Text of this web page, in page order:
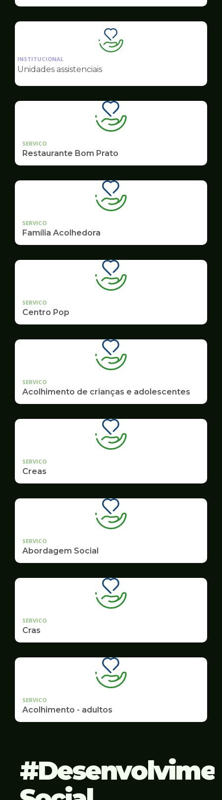
Ilustração
da
Assistência
INSTITUCIONAL
Unidades assistenciais
SERVICO
Restaurante Bom Prato
SERVICO
Família Acolhedora
SERVICO
Centro Pop
SERVICO
Acolhimento de crianças e adolescentes
SERVICO
Creas
SERVICO
Abordagem Social
SERVICO
Cras
SERVICO
Acolhimento - adultos